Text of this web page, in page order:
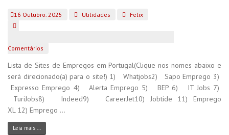
16 Outubro. 2025 Utilidades Felix
Comentários
Lista de Sites de Empregos em Portugal(Clique nos nomes abaixo e
será direcionado(a) para o site!) 1) Whatjobs2) Sapo Emprego 3)
Expresso Emprego 4) Alerta Emprego 5) BEP 6) IT Jobs 7)
TuriJobs8) Indeed9) CareerJet10) Jobtide 11) Emprego
XL 12) Emprego ...
Leia mais ...